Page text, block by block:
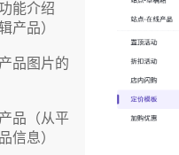
能介绍
产品）
品图片的
品（从平
信息）